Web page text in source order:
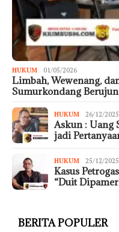
HUKUM 01/05/2026
Limbah, Wewenang,
Sumurkondang
HUKUM 26/12/2025
Askun : Uang
jadi
HUKUM 25/12/2025
Kasus
“Duit
BERITA POPULER